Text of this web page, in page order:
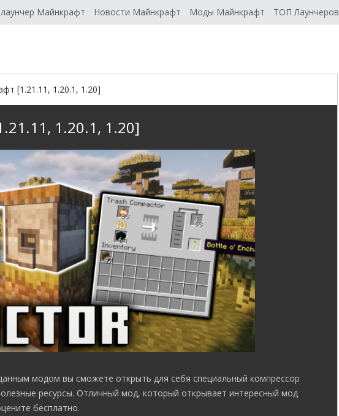
Майнкрафт Новости Майнкрафт Моды Майнкрафт ТОП Лаунчеров
[1.21.11, 1.20.1, 1.20]
1.20.1, 1.20]
модом вы сможете открыть для себя специальный компрессор
ресурсы. Отличный мод, который открывает интересный мод
бесплатно.